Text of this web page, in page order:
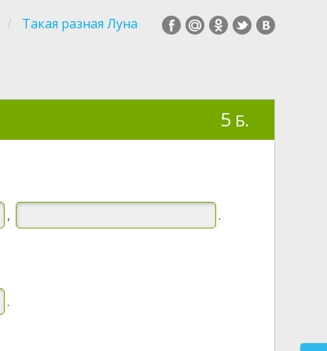
Такая разная Луна
5 Б.
, .
.